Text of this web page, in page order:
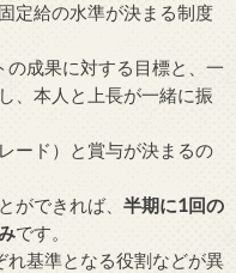
定給の水準が決まる制度
成果に対する目標と、一
、本人と上長が一緒に振
ード）と賞与が決まるの
ができれば、 半期に1回の
です。
れ基準となる役割などが異